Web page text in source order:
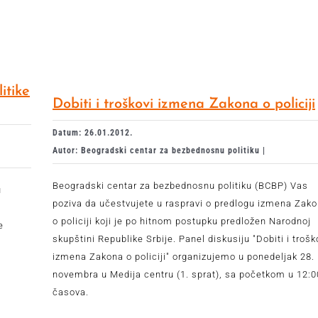
Dobiti i troškovi izmena Zakona o policiji
Datum: 26.01.2012.
Autor: Beogradski centar za bezbednosnu politiku |
Beogradski centar za bezbednosnu politiku (BCBP) Vas
poziva da učestvujete u raspravi o predlogu izmena
o policiji koji je po hitnom postupku predložen Narodnoj
skupštini Republike Srbije. Panel diskusiju "Dobiti i
izmena Zakona o policiji" organizujemo u ponedeljak 28.
novembra u Medija centru (1. sprat), sa početkom u
časova.